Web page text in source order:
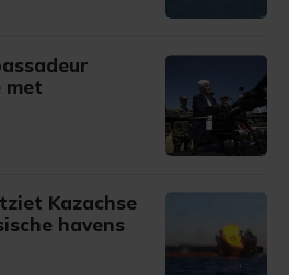
met
Kazachse
havens